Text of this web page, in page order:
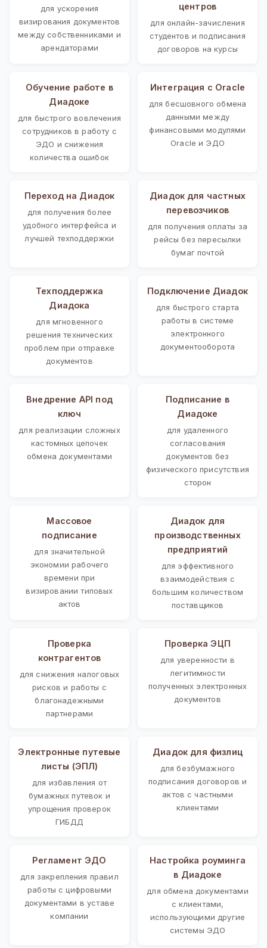
для ускорения
визирования документов
между собственниками и
арендаторами
центров
для онлайн-зачисления
студентов и подписания
договоров на курсы
Обучение работе в
Диадоке
для быстрого вовлечения
сотрудников в работу с
ЭДО и снижения
количества ошибок
Интеграция с Oracle
для бесшовного обмена
данными между
финансовыми модулями
Oracle и ЭДО
Переход на Диадок
для получения более
удобного интерфейса и
лучшей техподдержки
Диадок для частных
перевозчиков
для получения оплаты за
рейсы без пересылки
бумаг почтой
Техподдержка
Диадока
для мгновенного
решения технических
проблем при отправке
документов
Подключение Диадок
для быстрого старта
работы в системе
электронного
документооборота
Внедрение API под
ключ
для реализации сложных
кастомных цепочек
обмена документами
Подписание в
Диадоке
для удаленного
согласования
документов без
физического присутствия
сторон
Массовое
подписание
для значительной
экономии рабочего
времени при
визировании типовых
актов
Диадок для
производственных
предприятий
для эффективного
взаимодействия с
большим количеством
поставщиков
Проверка
контрагентов
для снижения налоговых
рисков и работы с
благонадежными
партнерами
Проверка ЭЦП
для уверенности в
легитимности
полученных электронных
документов
Электронные путевые
листы (ЭПЛ)
для избавления от
бумажных путевок и
упрощения проверок
ГИБДД
Диадок для физлиц
для безбумажного
подписания договоров и
актов с частными
клиентами
Регламент ЭДО
для закрепления правил
работы с цифровыми
документами в уставе
компании
Настройка роуминга
в Диадоке
для обмена документами
с клиентами,
использующими другие
системы ЭДО